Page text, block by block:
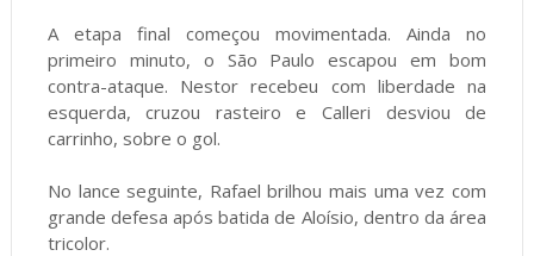
A etapa final começou movimentada. Ainda no
primeiro minuto, o São Paulo escapou em bom
contra-ataque. Nestor recebeu com liberdade na
esquerda, cruzou rasteiro e Calleri desviou de
carrinho, sobre o gol.
No lance seguinte, Rafael brilhou mais uma vez com
grande defesa após batida de Aloísio, dentro da área
tricolor.